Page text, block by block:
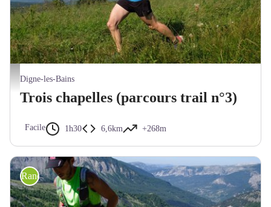
Trail au-dessus de Digne-les-Bains - Trois Chapelles - FE - CD Alpes de Haute-Provence
Digne-les-Bains
Trois chapelles (parcours trail n°3)
Facile 1h30 6,6km +268m
Randonnée trail